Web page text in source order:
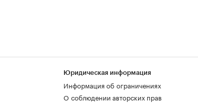
Юридическая информация
Информация об ограничениях
О соблюдении авторских прав